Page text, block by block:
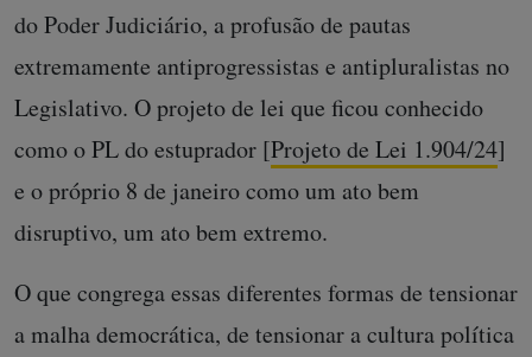
do Poder Judiciário, a profusão de pautas
extremamente antiprogressistas e antipluralistas no
Legislativo. O projeto de lei que ficou conhecido
como o PL do estuprador [Projeto de Lei 1.904/24]
e o próprio 8 de janeiro como um ato bem
disruptivo, um ato bem extremo.
O que congrega essas diferentes formas de tensionar
a malha democrática, de tensionar a cultura política